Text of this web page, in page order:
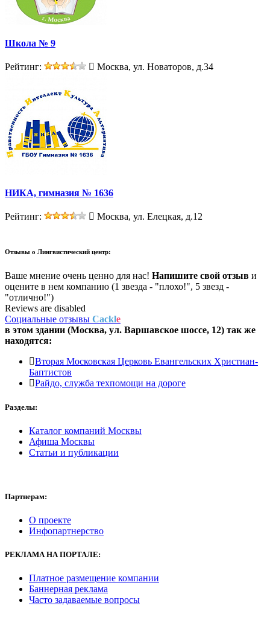
Школа № 9
Рейтинг: Москва, ул. Новаторов, д.34
НИКА, гимназия № 1636
Рейтинг: Москва, ул. Елецкая, д.12
Отзывы о Лингвистический центр:
Ваше мнение очень ценно для нас! Напишите свой отзыв и
оцените в нем компанию (1 звезда - "плохо!", 5 звезд -
"отлично!")
Reviews are disabled
Социальные отзывы Cackle
в этом здании (Москва, ул. Варшавское шоссе, 12) так же
находятся:
Вторая Московская Церковь Евангельских Христиан-
Баптистов
Райдо, служба техпомощи на дороге
Разделы:
Каталог компаний Москвы
Афиша Москвы
Статьи и публикации
Партнерам:
О проекте
Инфопартнерство
РЕКЛАМАНА ПОРТАЛЕ:
Платное размещение компании
Баннерная реклама
Часто задаваемые вопросы